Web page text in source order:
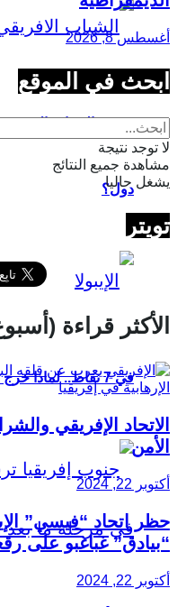
دول؟
في 7 نقاط.. لماذا خرج تفشي وباء إيبولا عن السيطرة؟
أغسطس 8, 2026
ابحث في الموقع
لا توجد نتيجة
مشاهدة جميع النتائج
يشغل حاليا
تويتر
الأكثر قراءة
الاتحاد الإفريقي
الأمن
أكتوبر 22, 2024
حظر اتحاد “فيسي”
“بيادق” غباغبو على
أكتوبر 22, 2024